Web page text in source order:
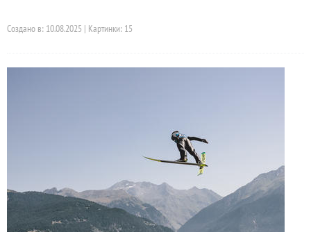
Создано в: 10.08.2025 | Картинки: 15